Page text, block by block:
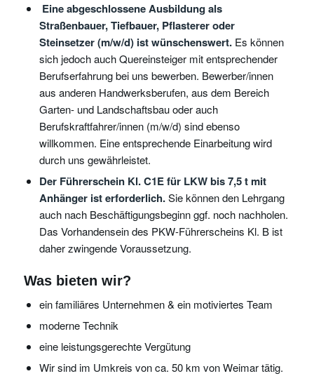
Eine abgeschlossene Ausbildung als
Straßenbauer, Tiefbauer, Pflasterer oder
Steinsetzer (m/w/d) ist wünschenswert.Es können
sich jedoch auch Quereinsteiger mit entsprechender
Berufserfahrung bei uns bewerben. Bewerber/innen
aus anderen Handwerksberufen, aus dem Bereich
Garten- und Landschaftsbau oder auch
Berufskraftfahrer/innen (m/w/d) sind ebenso
willkommen. Eine entsprechende Einarbeitung wird
durch uns gewährleistet.
Der Führerschein Kl. C1E für LKW bis 7,5 t mit
Anhänger ist erforderlich.Sie können den Lehrgang
auch nach Beschäftigungsbeginn ggf. noch nachholen.
Das Vorhandensein des PKW-Führerscheins Kl. B ist
daher zwingende Voraussetzung.
Was bieten wir?
ein familiäres Unternehmen & ein motiviertes Team
moderne Technik
eine leistungsgerechte Vergütung
Wir sind im Umkreis von ca. 50 km von Weimar tätig.